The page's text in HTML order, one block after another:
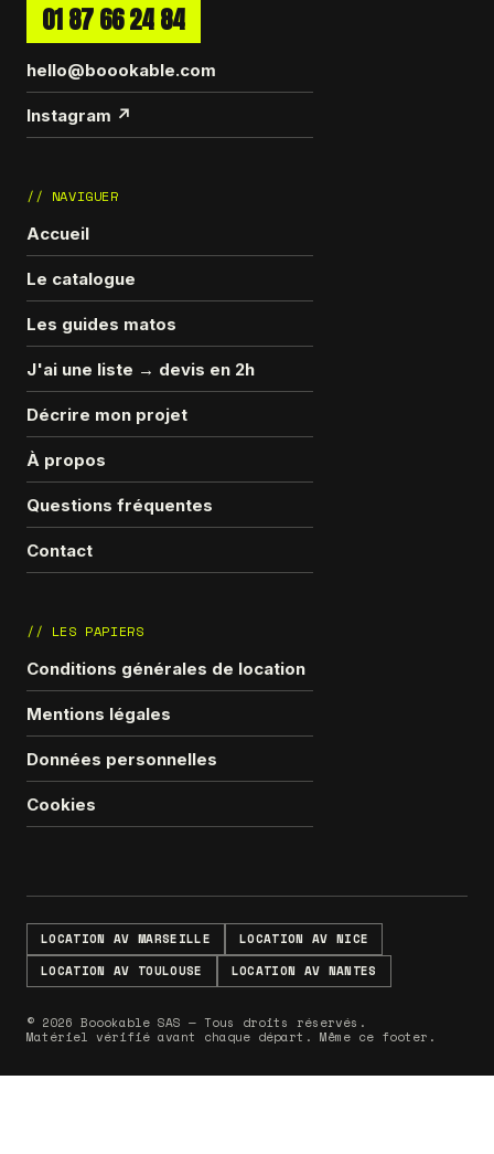
01 87 66 24 84
hello@boookable.com
Instagram ↗
// NAVIGUER
Accueil
Le catalogue
Les guides matos
J'ai une liste → devis en 2h
Décrire mon projet
À propos
Questions fréquentes
Contact
// LES PAPIERS
Conditions générales de location
Mentions légales
Données personnelles
Cookies
LOCATION AV MARSEILLE
LOCATION AV NICE
LOCATION AV TOULOUSE
LOCATION AV NANTES
© 2026 Boookable SAS — Tous droits réservés.
Matériel vérifié avant chaque départ. Même ce footer.